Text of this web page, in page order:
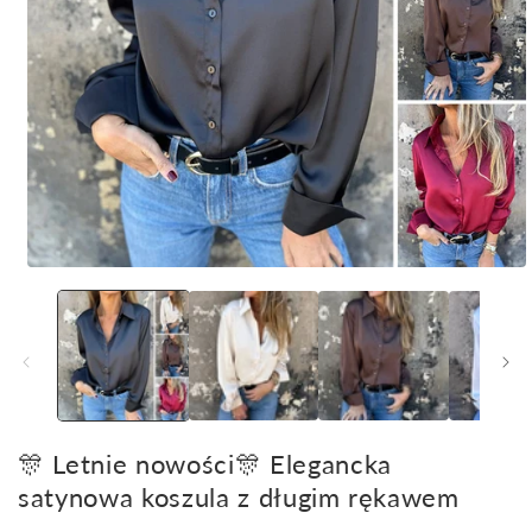
multimedia
oknie
modalnym
🎊 Letnie nowości🎊 Elegancka
satynowa koszula z długim rękawem